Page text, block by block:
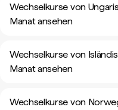
Wechselkurse von
Manat ansehen
Wechselkurse von
Manat ansehen
Wechselkurse von